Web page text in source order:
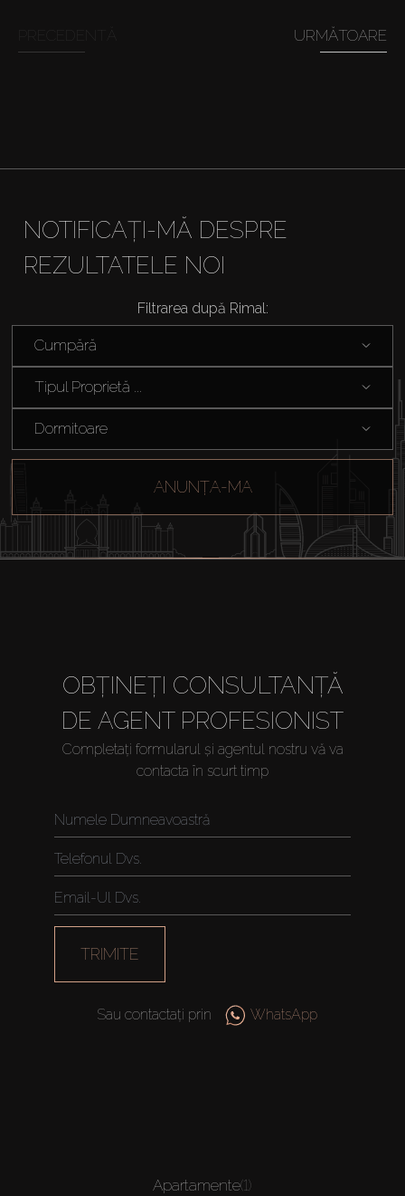
Agenți
URMĂTOARE
NOTIFICAȚI-MĂ DESPRE
REZULTATELE NOI
Filtrarea după Rimal:
Cumpără
Tipul Proprietă ...
Dormitoare
ANUNȚA-MA
OBȚINEȚI CONSULTANȚĂ
DE AGENT PROFESIONIST
Completați formularul și agentul nostru vă va
contacta în scurt timp
TRIMITE
Sau contactați prin WhatsApp
Apartamente(1)